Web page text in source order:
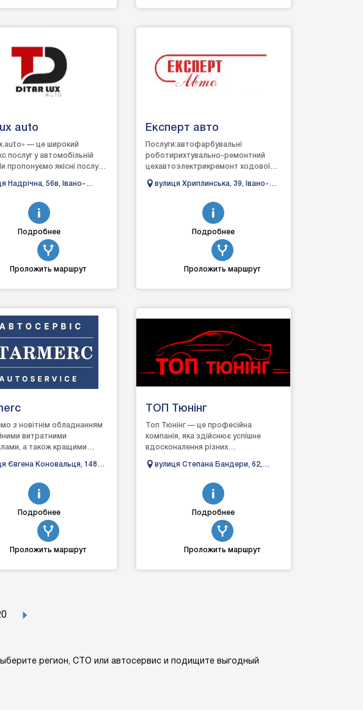
auto
— це широкий
послуг у автомобільній
пропонуємо якісні послуги,
та ...
Надрічна, 56в, Івано-
Подробнее
Проложить маршрут
Експерт авто
Послуги:автофарбувальні
роботирихтувально-ремонтний
цехавтоэлектрикремонт ходової
автомобіляавтомийказамовлення
вулиця Хриплинська, 39, Івано-
Подробнее
Проложить маршрут
з новітнім обладнанням
витратними
а також кращими
відмінного результату...
Євгена Коновальця, 148б,
область
Подробнее
Проложить маршрут
ТОП Тюнінг
Топ Тюнінг — це професійна
компанія, яка здійснює успішне
вдосконалення різних
навіть вибагливих клієнтів. ...
вулиця Степана Бандери, 62,
Франківська область
Подробнее
Проложить маршрут
регион, СТО или автосервис и подищите выгодный